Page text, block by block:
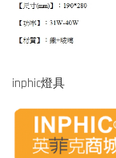
inphic燈具